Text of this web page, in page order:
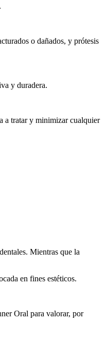
o dañados, y prótesis
y duradera.
a tratar y minimizar cualquier
Mientras que la
en fines estéticos.
Oral para valorar, por